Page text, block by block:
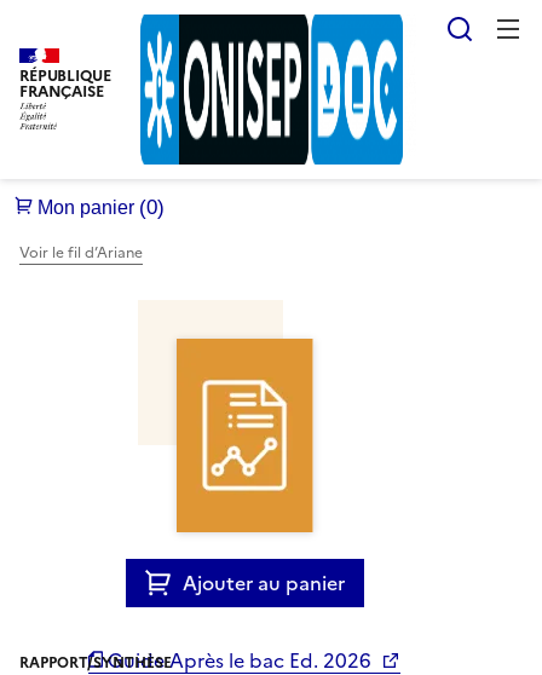
RÉPUBLIQUE
FRANÇAISE
Voir le fil d’Ariane
Ajouter au panier
Guide Après le bac Ed. 2026
RAPPORT/SYNTHÈSE